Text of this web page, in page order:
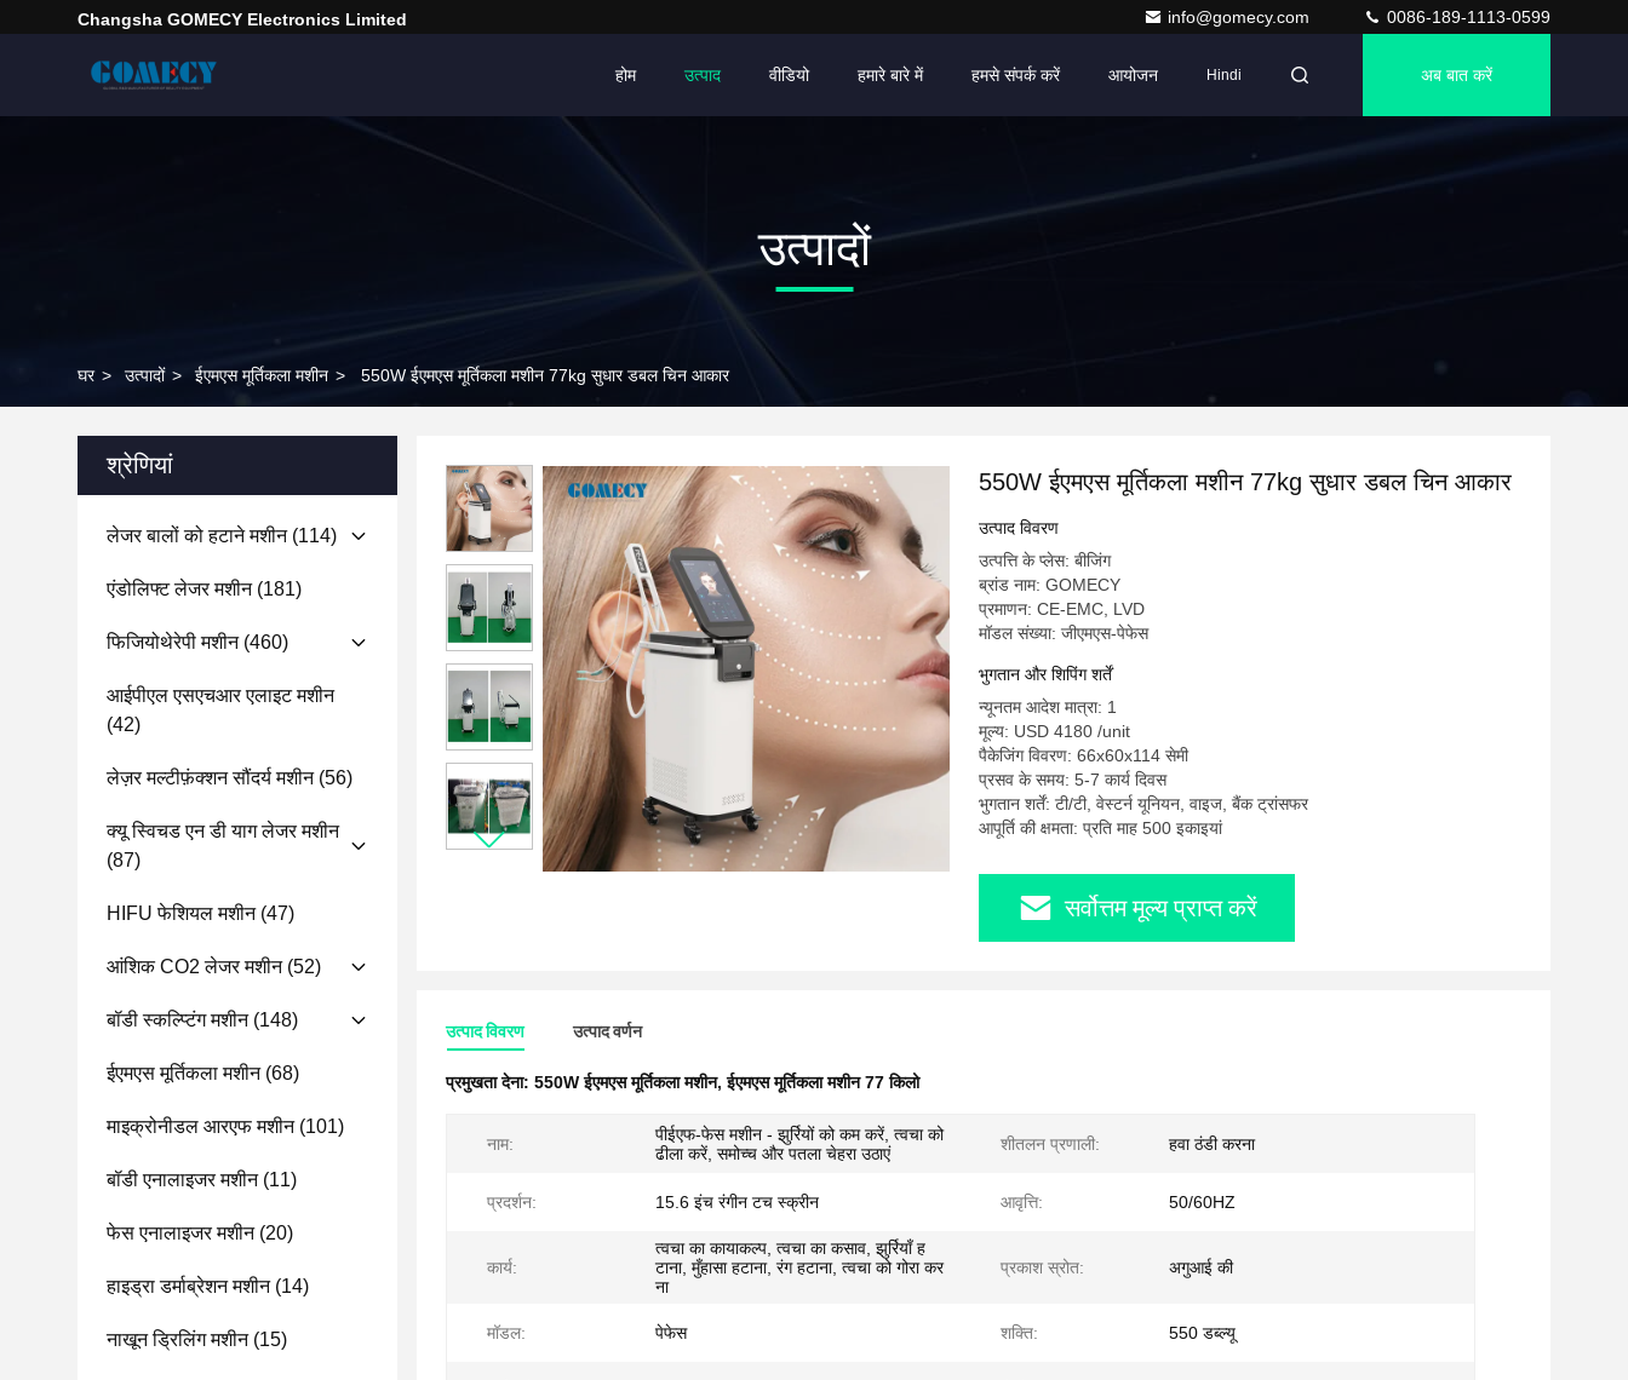
Changsha GOMECY Electronics Limited info@gomecy.com 0086-189-1113-0599
होम उत्पाद वीडियो हमारे बारे में हमसे संपर्क करें आयोजन Hindi अब बात करें
उत्पादों
घर > उत्पादों > ईएमएस मूर्तिकला मशीन > 550W ईएमएस मूर्तिकला मशीन 77kg सुधार डबल चिन आकार
श्रेणियां
लेजर बालों को हटाने मशीन(114)
एंडोलिफ्ट लेजर मशीन(181)
फिजियोथेरेपी मशीन(460)
आईपीएल एसएचआर एलाइट मशीन
(42)
लेज़र मल्टीफ़ंक्शन सौंदर्य मशीन(56)
क्यू स्विचड एन डी याग लेजर मशीन
(87)
HIFU फेशियल मशीन(47)
आंशिक CO2 लेजर मशीन(52)
बॉडी स्कल्प्टिंग मशीन(148)
ईएमएस मूर्तिकला मशीन(68)
माइक्रोनीडल आरएफ मशीन(101)
बॉडी एनालाइजर मशीन(11)
फेस एनालाइजर मशीन(20)
हाइड्रा डर्माब्रेशन मशीन(14)
नाखून ड्रिलिंग मशीन(15)
550W ईएमएस मूर्तिकला मशीन 77kg सुधार डबल चिन आकार
उत्पाद विवरण
उत्पत्ति के प्लेस: बीजिंग
ब्रांड नाम: GOMECY
प्रमाणन: CE-EMC, LVD
मॉडल संख्या: जीएमएस-पेफेस
भुगतान और शिपिंग शर्तें
न्यूनतम आदेश मात्रा: 1
मूल्य: USD 4180 /unit
पैकेजिंग विवरण: 66x60x114 सेमी
प्रसव के समय: 5-7 कार्य दिवस
भुगतान शर्तें: टी/टी, वेस्टर्न यूनियन, वाइज, बैंक ट्रांसफर
आपूर्ति की क्षमता: प्रति माह 500 इकाइयां
सर्वोत्तम मूल्य प्राप्त करें
उत्पाद विवरण उत्पाद वर्णन
प्रमुखता देना: 550W ईएमएस मूर्तिकला मशीन,ईएमएस मूर्तिकला मशीन 77 किलो
नाम:
पीईएफ-फेस मशीन - झुर्रियों को कम करें, त्वचा को
ढीला करें, समोच्च और पतला चेहरा उठाएं
शीतलन प्रणाली: हवा ठंडी करना
प्रदर्शन: 15.6 इंच रंगीन टच स्क्रीन आवृत्ति: 50/60HZ
कार्य:
त्वचा का कायाकल्प, त्वचा का कसाव, झुर्रियाँ ह
टाना, मुँहासा हटाना, रंग हटाना, त्वचा को गोरा कर
ना
प्रकाश स्रोत: अगुआई की
मॉडल: पेफेस शक्ति: 550 डब्ल्यू